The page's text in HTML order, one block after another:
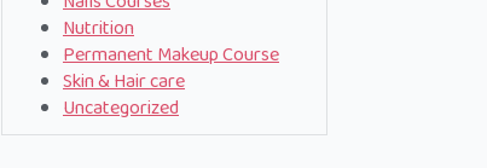
Nutrition
Permanent Makeup Course
Skin & Hair care
Uncategorized